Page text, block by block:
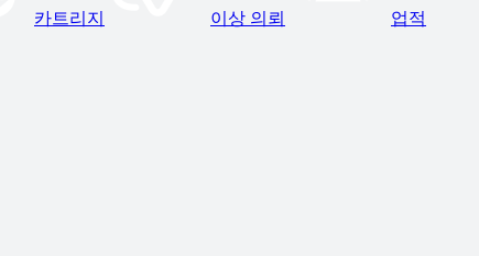
카트리지 이상 의뢰 업적